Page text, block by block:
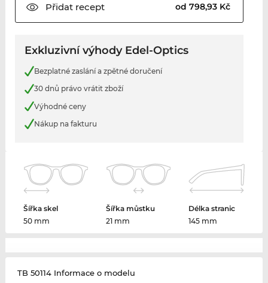
Přidatrecept od 798,93 Kč
Exkluzivní výhody Edel-Optics
Bezplatné zaslání a zpětné doručení
30 dnů právo vrátit zboží
Výhodné ceny
Nákup na fakturu
Šířka skel
50 mm
Šířka můstku
21 mm
Délka stranic
145 mm
TB 50114 Informace o modelu